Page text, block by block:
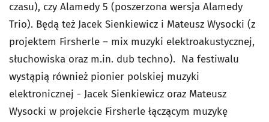
czasu), czy Alamedy 5 (poszerzona wersja Alamedy
Trio). Będą też Jacek Sienkiewicz i Mateusz Wysocki (z
projektem Firsherle – mix muzyki elektroakustycznej,
słuchowiska oraz m.in. dub techno). Na festiwalu
wystąpią również pionier polskiej muzyki
elektronicznej - Jacek Sienkiewicz oraz Mateusz
Wysocki w projekcie Firsherle łączącym muzykę